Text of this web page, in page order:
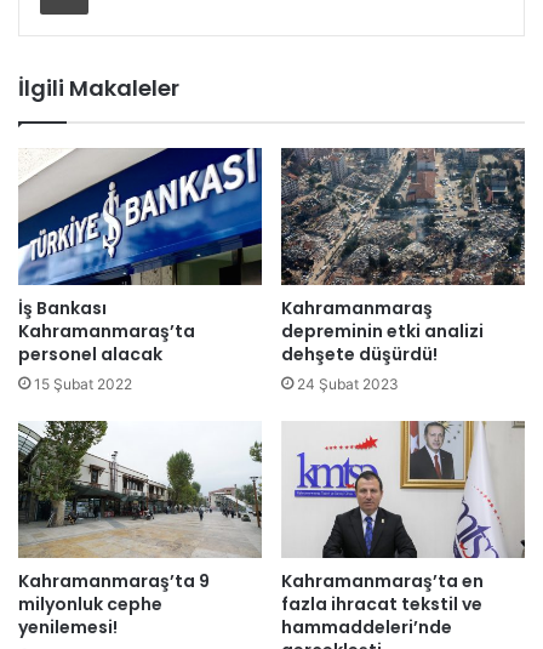
İlgili Makaleler
İş Bankası
Kahramanmaraş’ta
personel alacak
15 Şubat 2022
Kahramanmaraş
depreminin etki analizi
dehşete düşürdü!
24 Şubat 2023
Kahramanmaraş’ta 9
milyonluk cephe
yenilemesi!
Kahramanmaraş’ta en
fazla ihracat tekstil ve
hammaddeleri’nde